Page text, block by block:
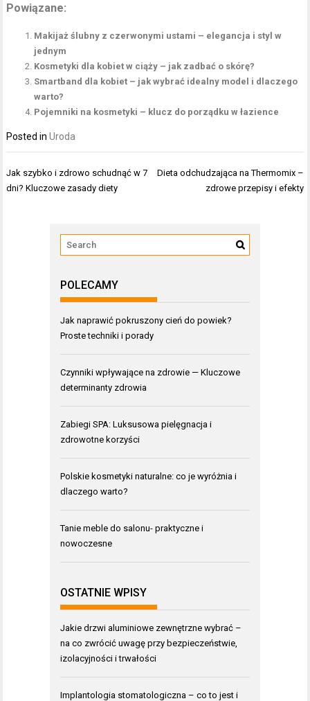
Powiązane:
Makijaż ślubny z czerwonymi ustami – elegancja i styl w
jednym
Kosmetyki dla kobiet w ciąży – jak zadbać o skórę?
Smartband dla kobiet – jak wybrać idealny model i dlaczego
warto?
Pojemniki na kosmetyki – klucz do porządku w łazience
Posted inUroda
Nawigacja
wpisu
Jak szybko i zdrowo schudnąć w 7
dni? Kluczowe zasady diety
Dieta odchudzająca na Thermomix –
zdrowe przepisy i efekty
POLECAMY
Jak naprawić pokruszony cień do powiek?
Proste techniki i porady
Czynniki wpływające na zdrowie — Kluczowe
determinanty zdrowia
Zabiegi SPA: Luksusowa pielęgnacja i
zdrowotne korzyści
Polskie kosmetyki naturalne: co je wyróżnia i
dlaczego warto?
Tanie meble do salonu- praktyczne i
nowoczesne
OSTATNIE WPISY
Jakie drzwi aluminiowe zewnętrzne wybrać –
na co zwrócić uwagę przy bezpieczeństwie,
izolacyjności i trwałości
Implantologia stomatologiczna – co to jest i